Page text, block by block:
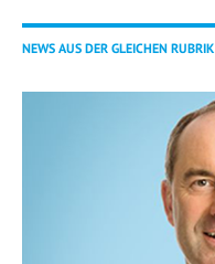
NEWS AUS DER GLEICHEN RUBRIK